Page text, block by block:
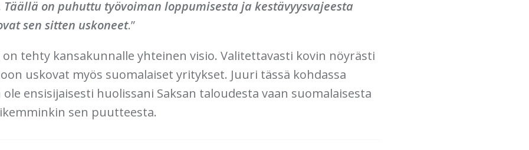
on puhuttu työvoiman loppumisesta ja kestävyysvajeesta
sen sitten uskoneet.”
tehty kansakunnalle yhteinen visio. Valitettavasti kovin nöyrästi
uskovat myös suomalaiset yritykset. Juuri tässä kohdassa
ensisijaisesti huolissani Saksan taloudesta vaan suomalaisesta
sen puutteesta.